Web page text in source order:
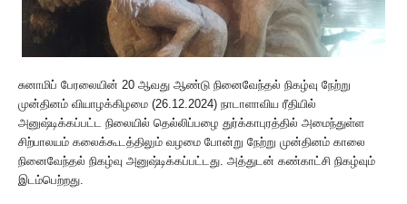
சுனாமிப் பேரலையின் 20 ஆவது ஆண்டு நினைவேந்தல் நிகழ்வு நேற்று
முன்தினம் வியாழக்கிழமை (26.12.2024) நாடாளாவிய ரீதியில்
அனுஷ்டிக்கப்பட்ட நிலையில் தெல்லிப்பழை துர்க்காபுரத்தில் அமைந்துள்ள
சிற்பாலயம் கலைக்கூடத்திலும் வழமை போன்று நேற்று முன்தினம் காலை
நினைவேந்தல் நிகழ்வு அனுஷ்டிக்கப்பட்டது. அத்துடன் கண்காட்சி நிகழ்வும்
இடம்பெற்றது.